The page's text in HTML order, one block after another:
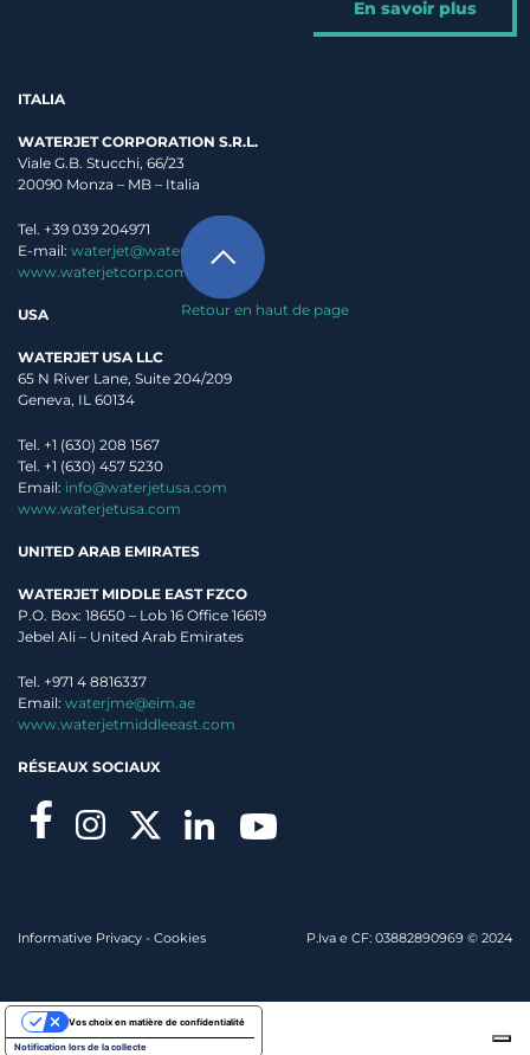
Retour en haut de page
En savoir plus
ITALIA
WATERJET CORPORATION S.R.L.
Viale G.B. Stucchi, 66/23
20090 Monza – MB – Italia
Tel. +39 039 204971
E-mail: waterjet@waterjet.it
www.waterjetcorp.com
USA
WATERJET USA LLC
65 N River Lane, Suite 204/209
Geneva, IL 60134
Tel. +1 (630) 208 1567
Tel. +1 (630) 457 5230
Email: info@waterjetusa.com
www.waterjetusa.com
UNITED ARAB EMIRATES
WATERJET MIDDLE EAST FZCO
P.O. Box: 18650 – Lob 16 Office 16619
Jebel Ali – United Arab Emirates
Tel. +971 4 8816337
Email: waterjme@eim.ae
www.waterjetmiddleeast.com
RÉSEAUX SOCIAUX
Informative Privacy - Cookies P.Iva e CF: 03882890969 © 2024
Notification lors de la collecte
Vos choix en matière de confidentialité